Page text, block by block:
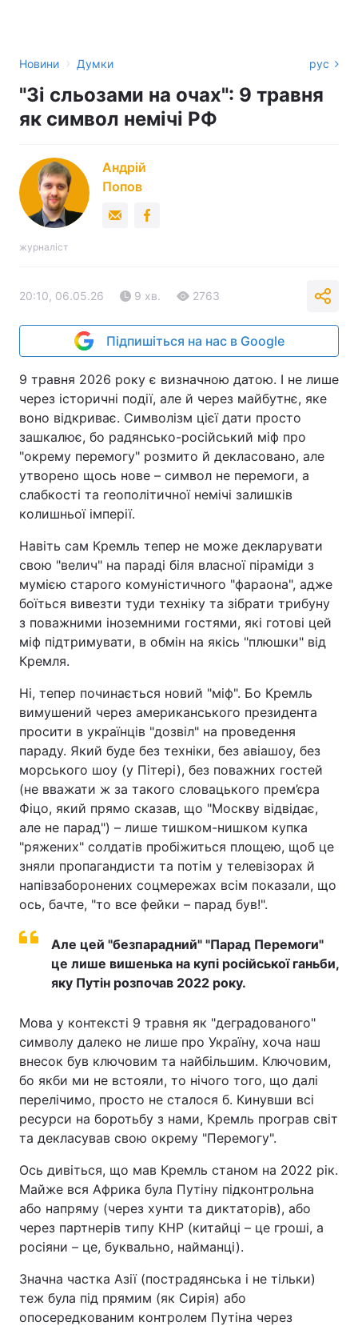
Новини › Думки рус
"Зі сльозами на очах": 9 травня
як символ немічі РФ
Андрій
Попов
журналіст
20:10, 06.05.26 9 хв. 2763
Підпишіться на нас в Google
9 травня 2026 року є визначною датою. І не лише
через історичні події, але й через майбутнє, яке
воно відкриває. Символізм цієї дати просто
зашкалює, бо радянсько-російський міф про
"окрему перемогу" розмито й декласовано, але
утворено щось нове – символ не перемоги, а
слабкості та геополітичної немічі залишків
колишньої імперії.
Навіть сам Кремль тепер не може декларувати
свою "велич" на параді біля власної піраміди з
мумією старого комуністичного "фараона", адже
боїться вивезти туди техніку та зібрати трибуну
з поважними іноземними гостями, які готові цей
міф підтримувати, в обмін на якісь "плюшки" від
Кремля.
Ні, тепер починається новий "міф". Бо Кремль
вимушений через американського президента
просити в українців "дозвіл" на проведення
параду. Який буде без техніки, без авіашоу, без
морського шоу (у Пітері), без поважних гостей
(не вважати ж за такого словацького прем’єра
Фіцо, який прямо сказав, що "Москву відвідає,
але не парад") – лише тишком-нишком купка
"ряжених" солдатів пробіжиться площею, щоб це
зняли пропагандисти та потім у телевізорах й
напівзаборонених соцмережах всім показали, що
ось, бачте, "то все фейки – парад був!".
Але цей "безпарадний" "Парад Перемоги"
це лише вишенька на купі російської ганьби,
яку Путін розпочав 2022 року.
Мова у контексті 9 травня як "деградованого"
символу далеко не лише про Україну, хоча наш
внесок був ключовим та найбільшим. Ключовим,
бо якби ми не встояли, то нічого того, що далі
перелічимо, просто не сталося б. Кинувши всі
ресурси на боротьбу з нами, Кремль програв світ
та декласував свою окрему "Перемогу".
Ось дивіться, що мав Кремль станом на 2022 рік.
Майже вся Африка була Путіну підконтрольна
або напряму (через хунти та диктаторів), або
через партнерів типу КНР (китайці – це гроші, а
росіяни – це, буквально, найманці).
Значна частка Азії (пострадянська і не тільки)
теж була під прямим (як Сирія) або
опосередкованим контролем Путіна через